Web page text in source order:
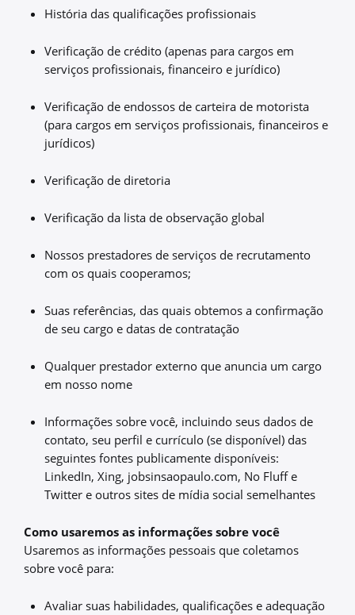
História das qualificações profissionais
Verificação de crédito (apenas para cargos em
serviços profissionais, financeiro e jurídico)
Verificação de endossos de carteira de motorista
(para cargos em serviços profissionais, financeiros e
jurídicos)
Verificação de diretoria
Verificação da lista de observação global
Nossos prestadores de serviços de recrutamento
com os quais cooperamos;
Suas referências, das quais obtemos a confirmação
de seu cargo e datas de contratação
Qualquer prestador externo que anuncia um cargo
em nosso nome
Informações sobre você, incluindo seus dados de
contato, seu perfil e currículo (se disponível) das
seguintes fontes publicamente disponíveis:
LinkedIn, Xing, jobsinsaopaulo.com, No Fluff e
Twitter e outros sites de mídia social semelhantes
Como usaremos as informações sobre você
Usaremos as informações pessoais que coletamos
sobre você para:
Avaliar suas habilidades, qualificações e adequação